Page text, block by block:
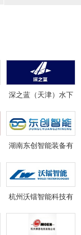
深之蓝（天津）水下
湖南东创智能装备有
杭州沃镭智能科技有
限公司